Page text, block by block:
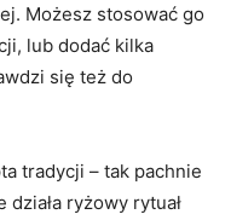
Możesz stosować go
lub dodać kilka
się też do
tradycji – tak pachnie
działa ryżowy rytuał